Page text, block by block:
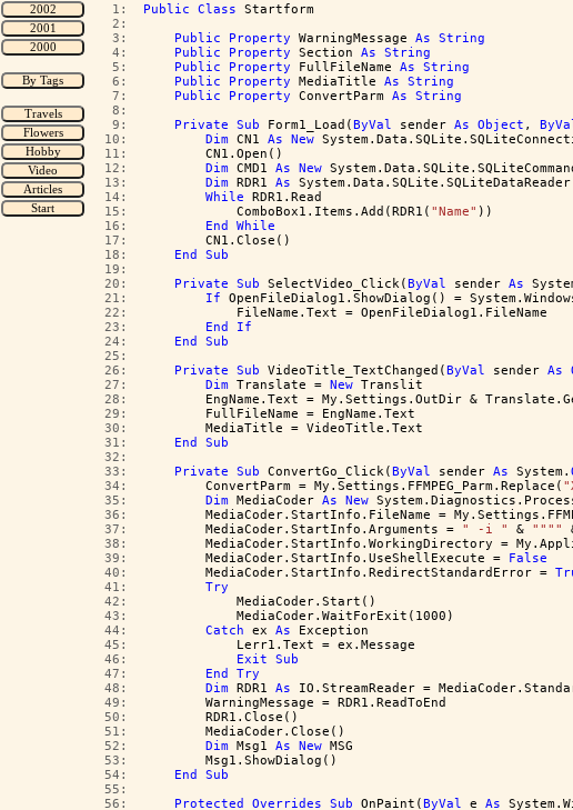
   1:
Public Class Startform
   2:
   3:
Public Property WarningMessage As
String
   4:
Public Property Section As
String
   5:
Public Property FullFileName As
String
   6:
Public Property MediaTitle As
String
   7:
Public Property ConvertParm As
String
   8:
   9:
Private Sub Form1_Load(ByVal sender As Object ,
  10:
Dim CN1 As New
  11:
        CN1.Open()
  12:
Dim CMD1 As New
  13:
Dim RDR1 As System.Data.SQLite.SQLiteDataReader
  14:
While RDR1.Read
  15:
            ComboBox1.Items.Add(RDR1(
"Name" ))
  16:
End
While
  17:
        CN1.Close()
  18:
End
Sub
  19:
  20:
Private Sub SelectVideo_Click(ByVal sender As
  21:
If OpenFileDialog1.ShowDialog() =
  22:
            FileName.Text = OpenFileDialog1.FileName
  23:
End
If
  24:
End
Sub
  25:
  26:
Private Sub VideoTitle_TextChanged(ByVal sender As
  27:
Dim Translate = New Translit
  28:
EngName.Text = My.Settings.OutDir &
  29:
        FullFileName = EngName.Text
  30:
        MediaTitle = VideoTitle.Text
  31:
End
Sub
  32:
  33:
Private Sub ConvertGo_Click(ByVal sender As System.
  34:
        ConvertParm = My.Settings.FFMPEG_Parm.Replace(
  35:
Dim MediaCoder As New
  36:
MediaCoder.StartInfo.FileName =
  37:
        MediaCoder.StartInfo.Arguments =
" -i " & "" ""
  38:
MediaCoder.StartInfo.WorkingDirectory =
  39:
        MediaCoder.StartInfo.UseShellExecute =
False
  40:
        MediaCoder.StartInfo.RedirectStandardError =
  41:
Try
  42:
            MediaCoder.Start()
  43:
            MediaCoder.WaitForExit(1000)
  44:
Catch ex As Exception
  45:
            Lerr1.Text = ex.Message
  46:
Exit
Sub
  47:
End
Try
  48:
Dim RDR1 As IO.StreamReader =
  49:
        WarningMessage = RDR1.ReadToEnd
  50:
        RDR1.Close()
  51:
        MediaCoder.Close()
  52:
Dim Msg1 As New MSG
  53:
        Msg1.ShowDialog()
  54:
End
Sub
  55:
  56:
Protected Overrides Sub OnPaint(ByVal e As